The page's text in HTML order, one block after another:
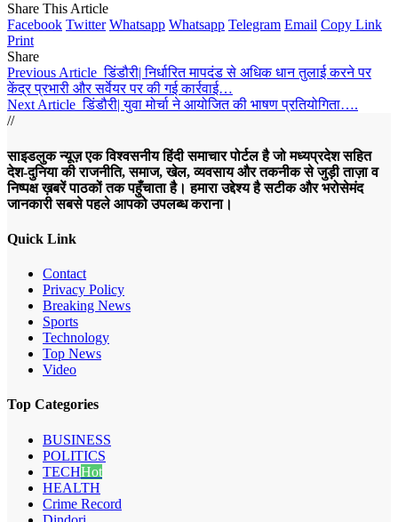
Share This Article
Facebook Twitter Whatsapp Whatsapp Telegram Email Copy Link
Print
Share
Previous Article डिंडौरी| निर्धारित मापदंड से अधिक धान तुलाई करने पर
केंद्र प्रभारी और सर्वेयर पर की गई कार्रवाई…
Next Article डिंडौरी| युवा मोर्चा ने आयोजित की भाषण प्रतियोगिता….
//
साइडलुक न्यूज़ एक विश्वसनीय हिंदी समाचार पोर्टल है जो मध्यप्रदेश सहित
देश-दुनिया की राजनीति, समाज, खेल, व्यवसाय और तकनीक से जुड़ी ताज़ा व
निष्पक्ष ख़बरें पाठकों तक पहुँचाता है। हमारा उद्देश्य है सटीक और भरोसेमंद
जानकारी सबसे पहले आपको उपलब्ध कराना।
Quick Link
Contact
Privacy Policy
Breaking News
Sports
Technology
Top News
Video
Top Categories
BUSINESS
POLITICS
TECHHot
HEALTH
Crime Record